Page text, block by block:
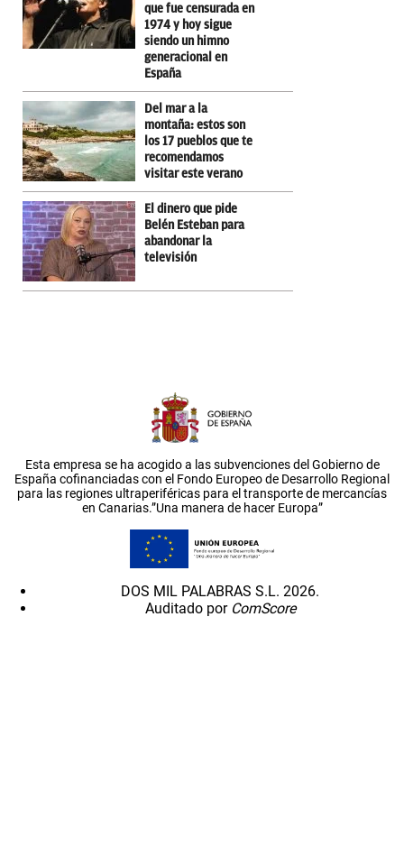
que fue censurada en
1974 y hoy sigue
siendo un himno
generacional en
España
Del mar a la
montaña: estos son
los 17 pueblos que te
recomendamos
visitar este verano
El dinero que pide
Belén Esteban para
abandonar la
televisión
Esta empresa se ha acogido a las subvenciones del Gobierno de
España cofinanciadas con el Fondo Europeo de Desarrollo Regional
para las regiones ultraperiféricas para el transporte de mercancías
en Canarias.”Una manera de hacer Europa”
DOS MIL PALABRAS S.L. 2026.
Auditado por ComScore